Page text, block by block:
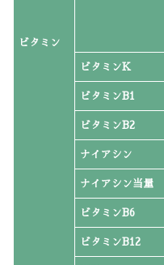
ビタミン
ビタミンK
ビタミンB1
ビタミンB2
ナイアシン
ナイアシン当量
ビタミンB6
ビタミンB12